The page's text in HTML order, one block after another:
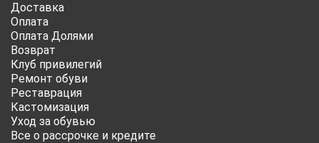
Доставка
Оплата
Оплата Долями
Возврат
Клуб привилегий
Ремонт обуви
Реставрация
Кастомизация
Уход за обувью
Все о рассрочке и кредите